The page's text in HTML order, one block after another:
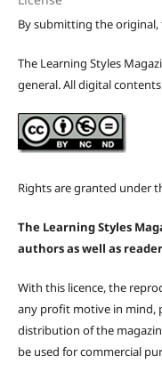
By submitting the original,
The Learning Styles
general. All digital
Rights are granted under
The Learning Styles
authors as well as
With this licence, the
any profit motive in mind,
distribution of the
be used for commercial